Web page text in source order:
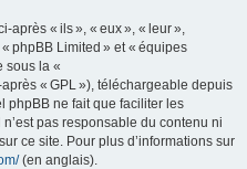
après « ils », « eux », « leur »,
phpBB Limited » et « équipes
sous la «
« GPL »), téléchargeable depuis
phpBB ne fait que faciliter les
pas responsable du contenu ni
ce site. Pour plus d’informations sur
(en anglais).